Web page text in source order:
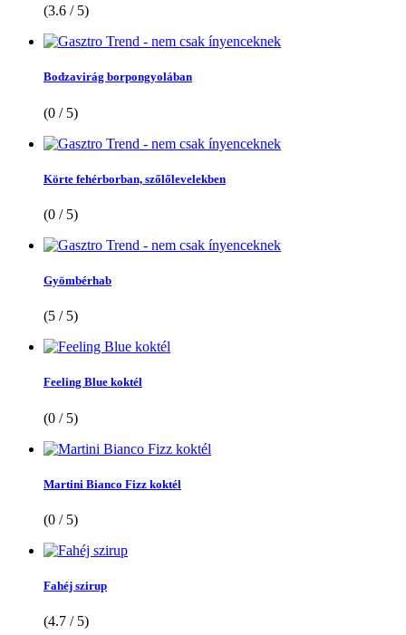
(3.6 / 5)
Bodzavirág borpongyolában
(0 / 5)
Körte fehérborban, szőlőlevelekben
(0 / 5)
Gyömbérhab
(5 / 5)
Feeling Blue koktél
(0 / 5)
Martini Bianco Fizz koktél
(0 / 5)
Fahéj szirup
(4.7 / 5)